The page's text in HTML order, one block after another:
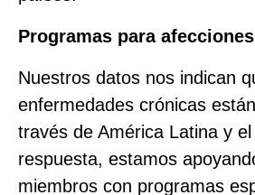
Programas para
Nuestros datos nos indican
enfermedades crónicas
través de América Latina y
respuesta, estamos
miembros con programas